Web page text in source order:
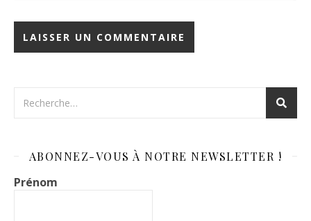
ABONNEZ-VOUS À NOTRE NEWSLETTER !
Prénom